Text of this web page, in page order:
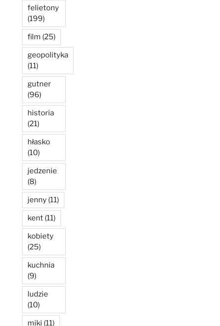
felietony
(199)
film (25)
geopolityka
(11)
gutner
(96)
historia
(21)
hłasko
(10)
jedzenie
(8)
jenny (11)
kent (11)
kobiety
(25)
kuchnia
(9)
ludzie
(10)
miki (11)